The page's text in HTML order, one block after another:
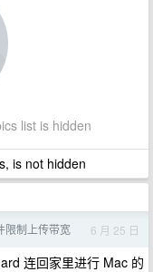
list is hidden
is not hidden
限制上传带宽 6 月 25 日
连回家里进行 Mac 的